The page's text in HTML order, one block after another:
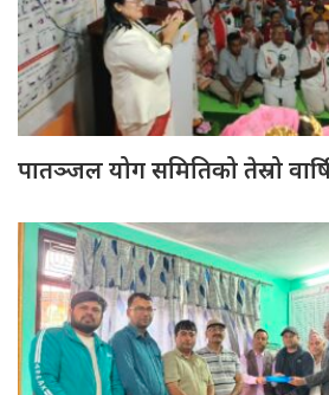
पातञ्जल योग समितिको तेस्रो